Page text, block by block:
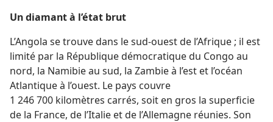
Un diamant à l’état brut
L’Angola se trouve dans le sud-ouest de l’Afrique ; il est
limité par la République démocratique du Congo au
nord, la Namibie au sud, la Zambie à l’est et l’océan
Atlantique à l’ouest. Le pays couvre
1 246 700 kilomètres carrés, soit en gros la superficie
de la France, de l’Italie et de l’Allemagne réunies. Son